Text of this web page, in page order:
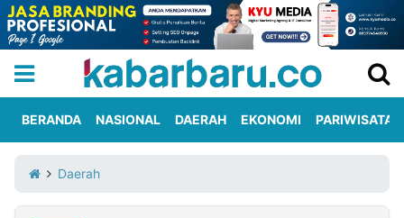
Iklan
Berita
Kami
BERANDA NASIONAL DAERAH EKONOMI PARIWISATA
Daerah